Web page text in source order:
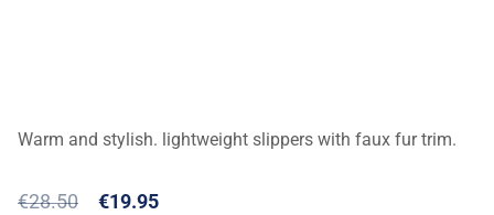
Warm and stylish. lightweight slippers with faux fur trim.
€28.50 €19.95